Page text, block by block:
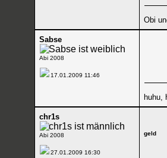
Obi
Sabse
Abi 2008
17.01.2009 11:46
huhu,
chr1s
Abi 2008
27.01.2009 16:30
geld